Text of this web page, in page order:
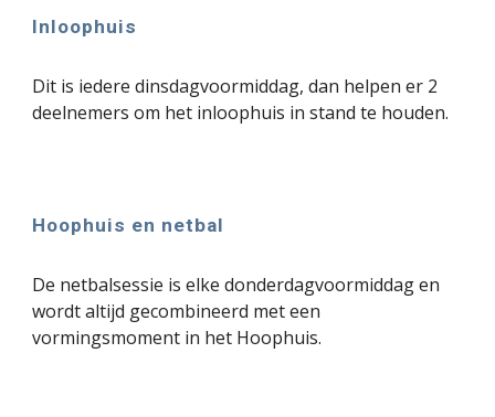
Inloophuis
Dit is iedere dinsdagvoormiddag, dan helpen er 2
deelnemers om het inloophuis in stand te houden.
Hoophuis en netbal
De netbalsessie is elke donderdagvoormiddag en
wordt altijd gecombineerd met een
vormingsmoment in het Hoophuis.